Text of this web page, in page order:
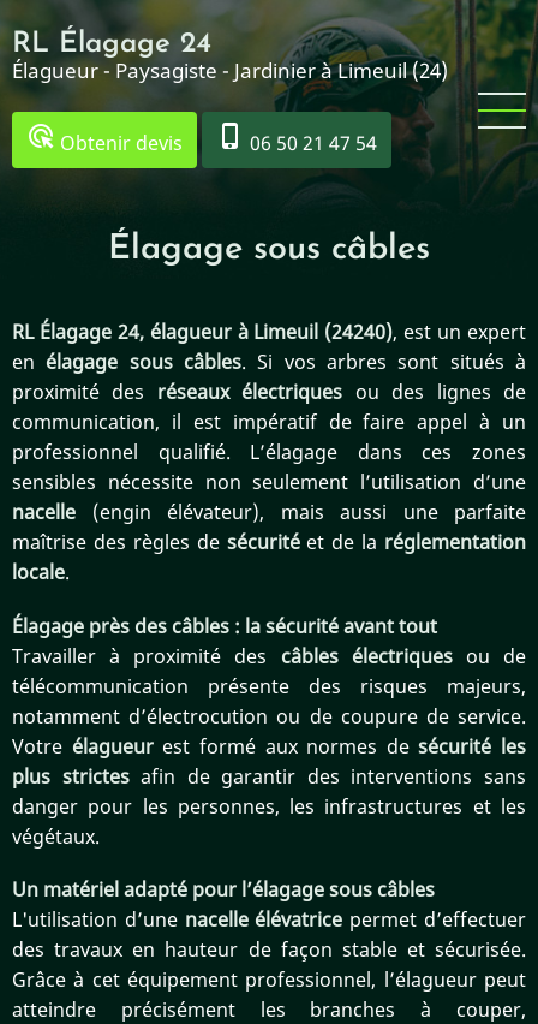
au
contenu
principal
RL Élagage 24
Élagueur - Paysagiste - Jardinier à Limeuil (24)
ads_click Obtenir devis phone_iphone 06 50 21 47 54
Élagage sous câbles
RL Élagage 24, élagueur à Limeuil (24240), est un expert
en élagage sous câbles. Si vos arbres sont situés à
proximité des réseaux électriques ou des lignes de
communication, il est impératif de faire appel à un
professionnel qualifié. L’élagage dans ces zones
sensibles nécessite non seulement l’utilisation d’une
nacelle (engin élévateur), mais aussi une parfaite
maîtrise des règles de sécuritéet de la réglementation
locale.
Élagage près des câbles : la sécurité avant tout
Travailler à proximité des câbles électriquesou de
télécommunication présente des risques majeurs,
notamment d’électrocution ou de coupure de service.
Votre élagueur est formé aux normes desécurité les
plus strictesafin de garantir des interventions sans
danger pour les personnes, les infrastructures et les
végétaux.
Un matériel adapté pour l’élagage sous câbles
L'utilisation d’une nacelle élévatrice permet d’effectuer
des travaux en hauteur de façon stable et sécurisée.
Grâce à cet équipement professionnel, l’élagueur peut
atteindre précisément les branches à couper,